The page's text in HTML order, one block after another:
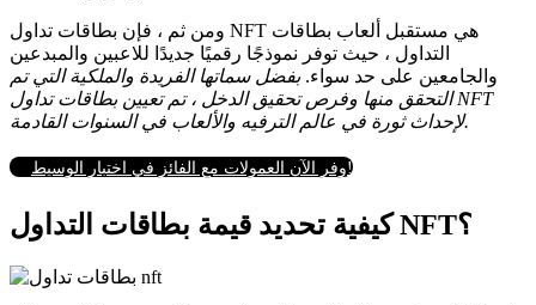
ومن ثم ، فإن بطاقات تداول NFT هي مستقبل ألعاب بطاقات
التداول ، حيث توفر نموذجًا رقميًا جديدًا للاعبين والمبدعين
والجامعين على حد سواء.بفضل سماتها الفريدة والملكية التي تم
التحقق منها وفرص تحقيق الدخل ، تم تعيين بطاقات تداول NFT
لإحداث ثورة في عالم الترفيه والألعاب في السنوات القادمة.
وفر الآن العمولات مع الفائز في اختبار الوسيط!
كيفية تحديد قيمة بطاقات التداول NFT؟